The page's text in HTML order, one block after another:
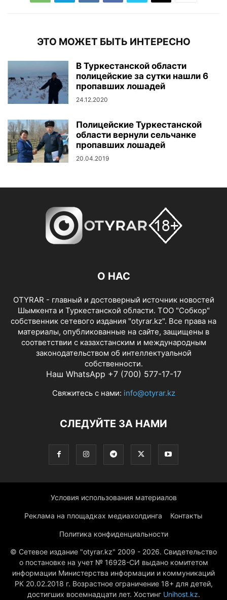
ЭТО МОЖЕТ БЫТЬ ИНТЕРЕСНО
В Туркестанской области
полицейские за сутки нашли 6
пропавших лошадей
24.12.2020
Полицейские Туркестанской
области вернули сельчанке
пропавших лошадей
20.04.2019
О НАС
OTYRAR - главный и достоверный источник новостей
Шымкента и Туркестанской области. ТОО "Собкор"
собственник сетевого издания "otyrar.kz". Все права на
материалы, опубликованные на сайте, защищены в
соответствии с казахстанским и международным
законодательством об интеллектуальной
собственности.
Наш WhatsApp +7 (700) 577-17-17
Свяжитесь с нами: info@otyrar.kz
СЛЕДУЙТЕ ЗА НАМИ
Условия использования материалов
Реклама на площадках медиахолдинга Контакты
Политика конфиденциальности
© Сетевое издание "otyrar.kz" 2009 - 2026. Свидетельство
о постановке на учет № 16928-СИ выдано комитетом
информации Министерства информации и коммуникаций
РК 20.02.2018 г. Возрастное ограничение 18+ для детей,
достигших восемнадцати лет. Хостинг Unihost.kz.